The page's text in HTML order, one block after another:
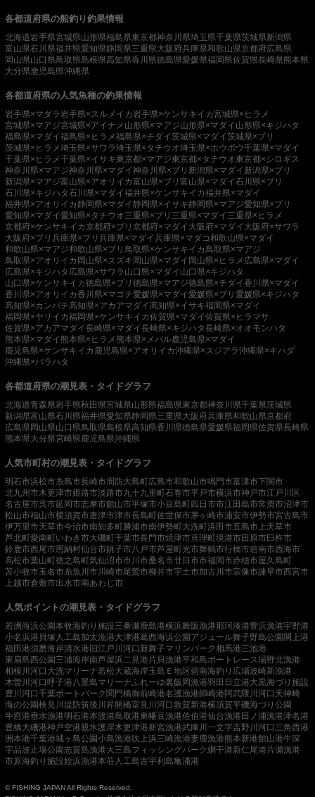
各都道府県の船釣り釣果情報
北海道岩手県宮城県山形県福島県東京都神奈川県埼玉県千葉県茨城県新潟県
富山県石川県福井県愛知県静岡県三重県大阪府兵庫県和歌山県京都府広島県
岡山県山口県鳥取県島根県高知県香川県徳島県愛媛県福岡県佐賀県長崎県熊本県
大分県 鹿児島県沖縄県
各都道府県の人気魚種の釣果情報
岩手県×マダラ 岩手県×スルメイカ 岩手県×ケンサキイカ宮城県×ヒラメ
宮城県×マアジ宮城県×アイナメ 山形県×マアジ山形県×マダイ 山形県×キジハタ
福島県×マダイ福島県×ヒラメ福島県×チダイ茨城県×マダイ茨城県×ブリ
茨城県×ヒラメ埼玉県×サワラ埼玉県×タチウオ埼玉県×ホウボウ千葉県×マダイ
千葉県×ヒラメ千葉県×イサキ東京都×マアジ東京都×タチウオ東京都×シロギス
神奈川県×マアジ神奈川県×マダイ神奈川県×ブリ 新潟県×マダイ 新潟県×ブリ
新潟県×マアジ富山県×アオリイカ富山県×ブリ 富山県×マダイ石川県×ブリ
石川県×キジハタ石川県×マダイ福井県×ケンサキイカ福井県×マダイ
福井県×アオリイカ静岡県×マダイ静岡県×イサキ静岡県×マアジ愛知県×ブリ
愛知県×マダイ愛知県×タチウオ三重県×ブリ 三重県×マダイ 三重県×ヒラメ
京都府×ケンサキイカ京都府×ブリ 京都府×マダイ 大阪府×マダイ 大阪府×サワラ
大阪府×ブリ 兵庫県×ブリ 兵庫県×マダイ兵庫県×マダコ和歌山県×マダイ
和歌山県×マアジ和歌山県×ブリ 鳥取県×ケンサキイカ 鳥取県×マアジ
鳥取県×アオリイカ 岡山県×スズキ岡山県×マダイ 岡山県×ヒラメ 広島県×マダイ
広島県×キジハタ 広島県×サワラ 山口県×マダイ 山口県×キジハタ
山口県×ケンサキイカ徳島県×ブリ 徳島県×マアジ徳島県×チダイ香川県×マダイ
香川県×アオリイカ香川県×マゴチ愛媛県×マダイ愛媛県×ブリ 愛媛県×キジハタ
高知県×カンパチ高知県×アカアマダイ高知県×イサキ福岡県×マダイ
福岡県×ヤリイカ福岡県×ケンサキイカ佐賀県×マダイ佐賀県×ヒラマサ
佐賀県×アカアマダイ長崎県×マダイ長崎県×キジハタ長崎県×オオモンハタ
熊本県×マダイ 熊本県×ヒラメ 熊本県×メバル鹿児島県×マダイ
鹿児島県×ケンサキイカ 鹿児島県×アオリイカ沖縄県×スジアラ沖縄県×キハダ
沖縄県×バラハタ
各都道府県の潮見表・タイドグラフ
北海道青森県岩手県秋田県宮城県山形県福島県東京都神奈川県千葉県茨城県
新潟県富山県石川県福井県愛知県静岡県三重県大阪府兵庫県和歌山県京都府
広島県岡山県山口県鳥取県島根県高知県香川県徳島県愛媛県福岡県佐賀県長崎県
熊本県大分県宮崎県 鹿児島県沖縄県
人気市町村の潮見表・タイドグラフ
明石市浜松市糸島市長崎市周防大島町広島市和歌山市鳴門市富津市下関市
北九州市木更津市姫路市淡路市九十九里町石巻市平戸市横浜市神戸市江戸川区
名古屋市呉市延岡市志摩市館山市平塚市小豆島町四日市市江田島市常滑市沼津市
松山市福山市横須賀市唐津市津市長島町佐世保市茅ヶ崎市浦安市伊勢市宮古島市
伊万里市天草市今治市南知多町勝浦市南伊勢町大洗町浜田市五島市 上天草市
芦北町愛南町いわき市大磯町千葉市長門市焼津市亘理町境港市田原市臼杵市
鈴鹿市西尾市恩納村仙台市銚子市八戸市芦屋町光市舞鶴市行橋市碧南市西海市
高松市葉山町徳之島町気仙沼市市川市桑名市廿日市市福岡市赤穂市屋久島町
苫小牧市玉名市糸魚川市 川崎市尾鷲市柳井市宇土市加古川市宗像市諫早市西宮市
上越市倉敷市出水市南あわじ市
人気ポイントの潮見表・タイドグラフ
若洲海浜公園本牧海釣り施設三番瀬 鹿島港横浜舞阪漁港那珂湊港豊浜漁港宇野港
小名浜港 貝塚人工島加太漁港大津港葛西海浜公園アジュール舞子野島公園閖上港
福田港須磨海岸清水港 旧江戸川河口 新舞子マリンパーク相馬港三池港
東扇島西公園三浦海岸南芦屋浜二見港 片貝漁港平和島ボートレース場野北漁港
相模川河口 大洗マリーナ若松大蔵海岸玉島Ｅ地区碧南海釣り広場波崎新漁港
木曽川河口呼子港 八景島マリーナふれーゆ裏飯岡漁港羽田 日立港大黒海づり施設
豊川河口千葉ポートパーク関門橋御前崎港名護漁港師崎港阿武隈川河口 天神崎
海の公園検見川堤防筑後川昇開橋室見川河口敦賀新港横須賀平磯海づり公園
牛窓港垂水漁港明石港本渡港鳥取港東幡豆漁港佐伯港仙台漁港田ノ浦漁港津名港
豊橋大磯港神戸空港親水護岸木更津港新宮漁港武庫川一文字吉野川河口 三角西港
洲本港千葉港城ヶ島公園小島漁港吹上浜三崎漁港妻鹿漁港熊本新港館山港牛深
宇品波止場公園志賀島漁港大三島フィッシングパーク網干港新仁尾港 片瀬漁港
市原海釣り施設姪浜漁港本荘人工島古宇利島亀浦港
© FISHING JAPAN All Rights Reserved.